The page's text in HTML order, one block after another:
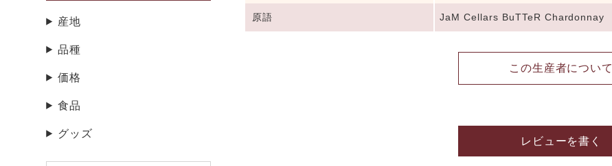
産地
品種
価格
食品
グッズ
原語 JaM Cellars BuTTeR Chardonnay
この生産者について
レビューを書く